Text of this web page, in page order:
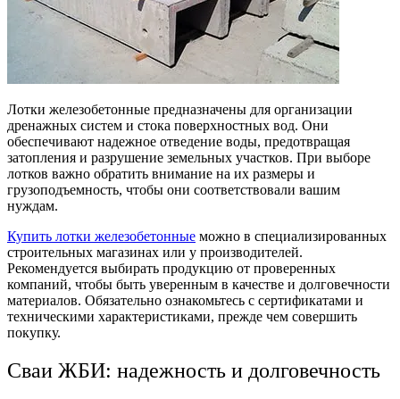
Лотки железобетонные предназначены для организации
дренажных систем и стока поверхностных вод. Они
обеспечивают надежное отведение воды, предотвращая
затопления и разрушение земельных участков. При выборе
лотков важно обратить внимание на их размеры и
грузоподъемность, чтобы они соответствовали вашим
нуждам.
Купить лотки железобетонные можно в специализированных
строительных магазинах или у производителей.
Рекомендуется выбирать продукцию от проверенных
компаний, чтобы быть уверенным в качестве и долговечности
материалов. Обязательно ознакомьтесь с сертификатами и
техническими характеристиками, прежде чем совершить
покупку.
Сваи ЖБИ: надежность и долговечность